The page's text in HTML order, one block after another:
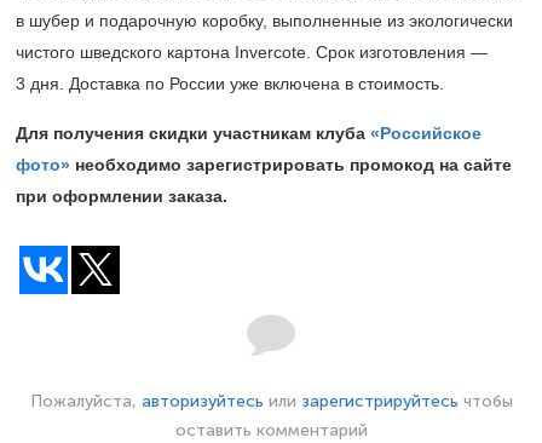
в шубер и подарочную коробку, выполненные из экологически
чистого шведского картона Invercote. Срок изготовления —
3 дня. Доставка по России уже включена в стоимость.
Для получения скидки участникам клуба «Российское
фото» необходимо зарегистрировать промокод на сайте
при оформлении заказа.
Пожалуйста, авторизуйтесь или зарегистрируйтесь чтобы
оставить комментарий